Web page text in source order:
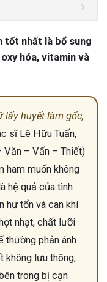
tốt nhất là bổ sung
hóa, vitamin và
lấy huyết làm gốc,
sĩ Lê Hữu Tuấn,
Văn – Vấn – Thiết)
ham muốn không
hệ quả của tình
hư tổn và can khí
nhạt, chất lưỡi
thường phản ánh
không lưu thông,
trong bị cạn